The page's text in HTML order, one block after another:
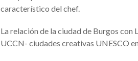
característico del chef.
La relación de la ciudad de Burgos
UCCN- ciudades creativas UNESCO